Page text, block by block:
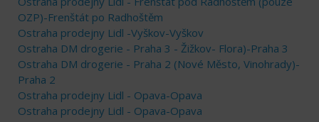
OZP)-Frenštát po Radhoštěm
Ostraha prodejny Lidl -Vyškov-Vyškov
Ostraha DM drogerie - Praha 3 - Žižkov- Flora)-Praha 3
Ostraha DM drogerie - Praha 2 (Nové Město, Vinohrady)-
Praha 2
Ostraha prodejny Lidl - Opava-Opava
Ostraha prodejny Lidl - Opava-Opava